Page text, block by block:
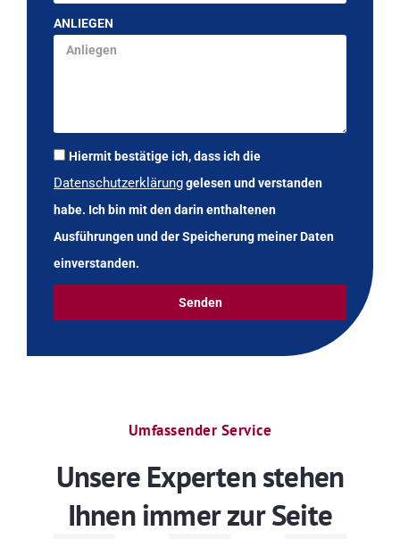
ANLIEGEN
Hiermit bestätige ich, dass ich die
Datenschutzerklärunggelesen und verstanden
habe. Ich bin mit den darin enthaltenen
Ausführungen und der Speicherung meiner Daten
einverstanden.
Senden
Umfassender Service
Unsere Experten stehen
Ihnen immer zur Seite